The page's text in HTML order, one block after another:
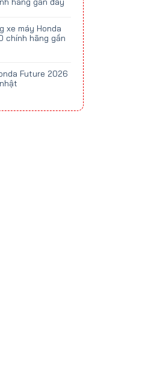
xe máy Honda
chính hãng gần
Future 2026